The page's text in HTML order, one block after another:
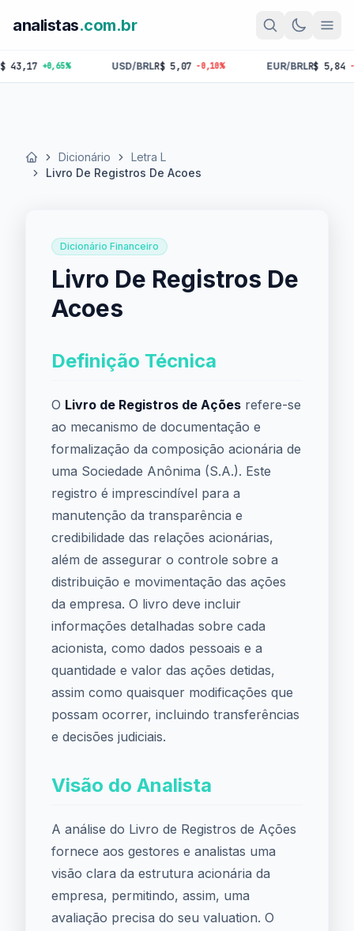
analistas.com.br
+0,65% USD/BRLR$ 5,07 -0,10% EUR/BRLR$ 5,84 -0,18%
Início Dicionário
Letra L
Livro De Registros De Acoes
Dicionário Financeiro
Livro De Registros De
Acoes
Definição Técnica
O Livro de Registros de Ações refere-se
ao mecanismo de documentação e
formalização da composição acionária de
uma Sociedade Anônima (S.A.). Este
registro é imprescindível para a
manutenção da transparência e
credibilidade das relações acionárias,
além de assegurar o controle sobre a
distribuição e movimentação das ações
da empresa. O livro deve incluir
informações detalhadas sobre cada
acionista, como dados pessoais e a
quantidade e valor das ações detidas,
assim como quaisquer modificações que
possam ocorrer, incluindo transferências
e decisões judiciais.
Visão do Analista
A análise do Livro de Registros de Ações
fornece aos gestores e analistas uma
visão clara da estrutura acionária da
empresa, permitindo, assim, uma
avaliação precisa do seu valuation. O